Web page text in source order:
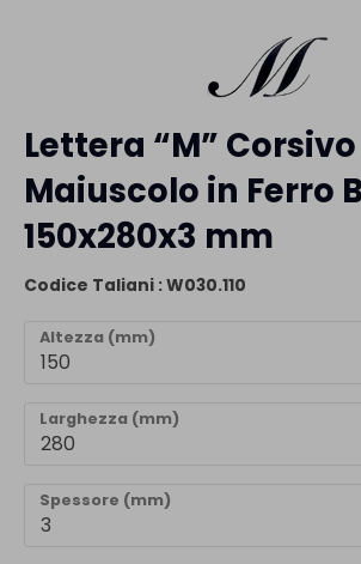
Lettera “M” Corsivo
Maiuscolo in Ferro
150x280x3 mm
Codice Taliani :W030.110
Altezza (mm)
150
Larghezza (mm)
280
Spessore (mm)
3